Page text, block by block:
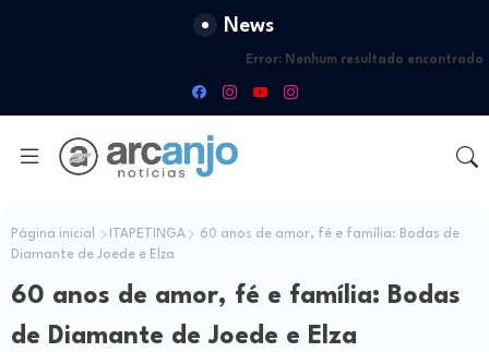
News
Error: Nenhum resultado encontrado
Página inicial ITAPETINGA
60 anos de amor, fé e família: Bodas de
Diamante de Joede e Elza
60 anos de amor, fé e família: Bodas
de Diamante de Joede e Elza